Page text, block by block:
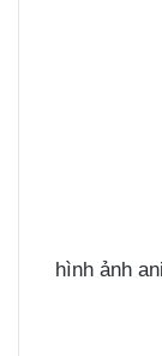
hình ảnh